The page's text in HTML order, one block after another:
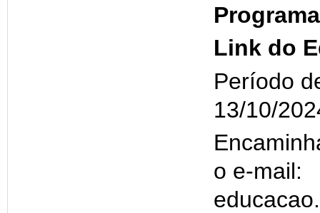
Programa
Link do
Período
13/10/
o e-mail: